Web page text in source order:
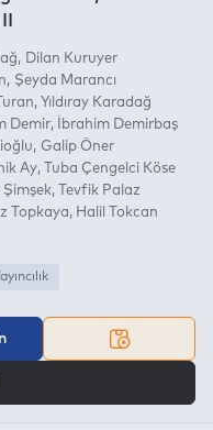
Dilan Kuruyer
Şeyda Marancı
Yıldıray Karadağ
Demir
İbrahim Demirbaş
Galip Öner
Ay
Tuba Çengelci Köse
Tevfik Palaz
Topkaya
Halil Tokcan